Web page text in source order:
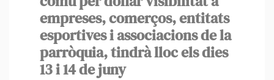
empreses, comerços, entitats
esportives i associacions de la
parròquia, tindrà lloc els dies
13 i 14 de juny